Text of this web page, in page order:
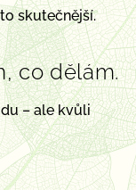
skutečnější.
co dělám.
– ale kvůli